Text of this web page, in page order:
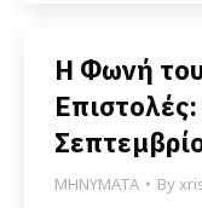
Η Φωνή
ΜΗΝΥΜΑΤΑ By